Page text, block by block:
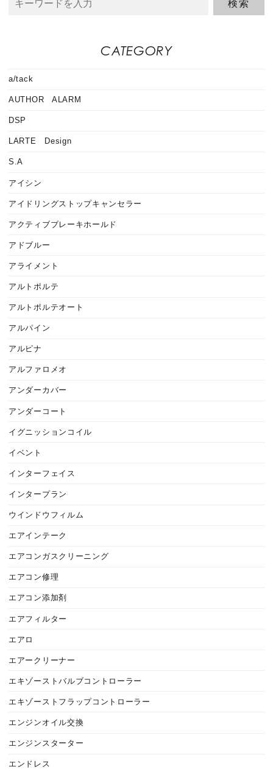
CATEGORY
a/tack
AUTHOR ALARM
DSP
LARTE Design
S.A
アイシン
アイドリングストップキャンセラー
アクティブブレーキホールド
アドブルー
アライメント
アルトポルテ
アルトポルテオート
アルパイン
アルピナ
アルファロメオ
アンダーカバー
アンダーコート
イグニッションコイル
イベント
インターフェイス
インタープラン
ウインドウフィルム
エアインテーク
エアコンガスクリーニング
エアコン修理
エアコン添加剤
エアフィルター
エアロ
エアークリーナー
エキゾーストバルブコントローラー
エキゾーストフラップコントローラー
エンジンオイル交換
エンジンスターター
エンドレス